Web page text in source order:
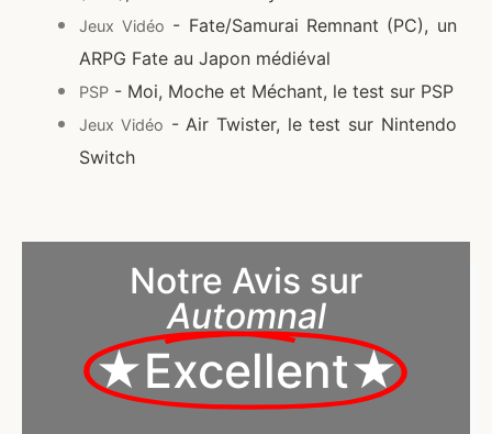
Jeux Vidéo - Fate/Samurai Remnant (PC), un
ARPG Fate au Japon médiéval
PSP - Moi, Moche et Méchant, le test sur PSP
Jeux Vidéo - Air Twister, le test sur Nintendo
Switch
Notre Avis sur
Automnal
★Excellent★